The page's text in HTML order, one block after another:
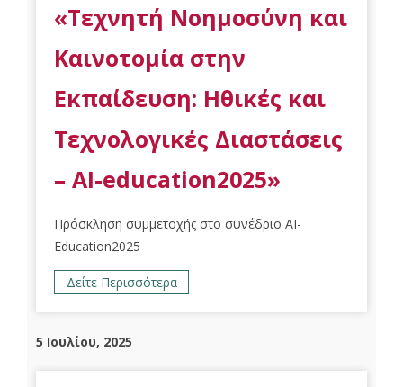
«Τεχνητή Νοημοσύνη και
Καινοτομία στην
Εκπαίδευση: Ηθικές και
Τεχνολογικές Διαστάσεις
– AI-education2025»
Πρόσκληση συμμετοχής στο συνέδριο AI-
Education2025
Δείτε Περισσότερα
5 Ιουλίου, 2025